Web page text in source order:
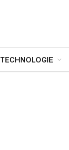
TECHNOLOGIE